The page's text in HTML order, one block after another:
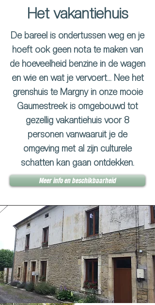
Het vakantiehuis
De bareel is ondertussen weg en je
hoeft ook geen nota te maken van
de hoeveelheid benzine in de wagen
en wie en wat je vervoert... Nee het
grenshuis te Margny in onze mooie
Gaumestreek is omgebouwd tot
gezellig vakantiehuis voor 8
personen vanwaaruit je de
omgeving met al zijn culturele
schatten kan gaan ontdekken.
Meer info en beschikbaarheid